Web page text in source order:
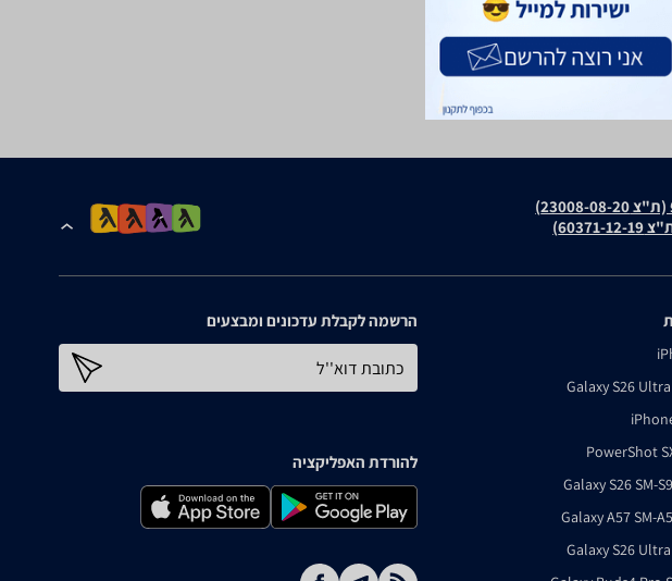
08-20)
19)
Galaxy S26 Ultra
PowerShot
Galaxy S26 SM-
Galaxy A57 SM-
Galaxy S26 Ultra
הרשמה לקבלת עדכונים ומבצעים
כתובת דוא''ל
להורדת האפליקציה